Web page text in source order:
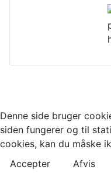
Denne side bruger
siden fungerer og til
cookies, kan du måske
Accepter
Afvis